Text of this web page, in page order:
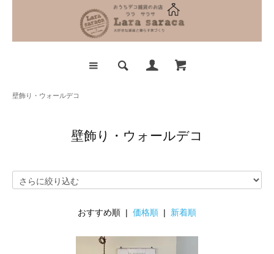
壁飾り・ウォールデコ
壁飾り・ウォールデコ
おすすめ順 | 価格順 | 新着順